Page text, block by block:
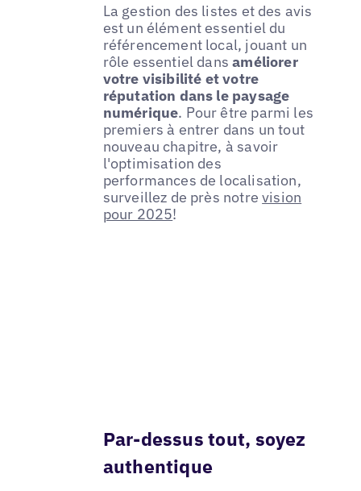
La gestion des listes et des avis
est un élément essentiel du
référencement local, jouant un
rôle essentiel dansaméliorer
votre visibilité et votre
réputation dans le paysage
numérique. Pour être parmi les
premiers à entrer dans un tout
nouveau chapitre, à savoir
l'optimisation des
performances de localisation,
surveillez de près notrevision
pour 2025!
Par-dessus tout, soyez
authentique